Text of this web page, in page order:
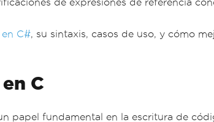
de expresiones de referencia
C#, su sintaxis, casos de uso, y cómo
C
papel fundamental en la escritura de